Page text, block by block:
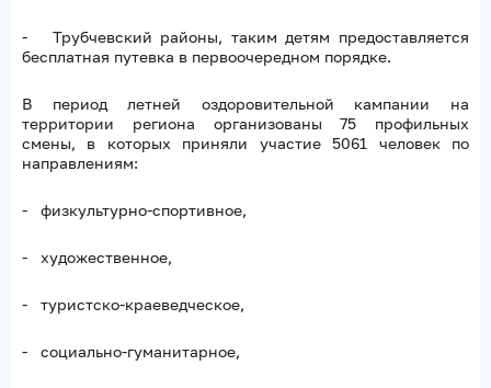
- Трубчевский районы, таким детям предоставляется
бесплатная путевка в первоочередном порядке.
В период летней оздоровительной кампании на
территории региона организованы 75 профильных
смены, в которых приняли участие 5061 человек по
направлениям:
- физкультурно-спортивное,
- художественное,
- туристско-краеведческое,
- социально-гуманитарное,